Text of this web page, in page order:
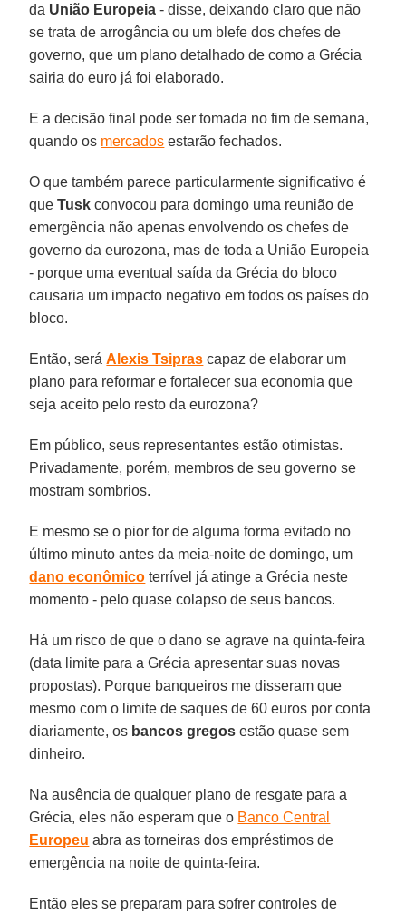
da União Europeia - disse, deixando claro que não
se trata de arrogância ou um blefe dos chefes de
governo, que um plano detalhado de como a Grécia
sairia do euro já foi elaborado.
E a decisão final pode ser tomada no fim de semana,
quando os mercados estarão fechados.
O que também parece particularmente significativo é
queTusk convocou para domingo uma reunião de
emergência não apenas envolvendo os chefes de
governo da eurozona, mas de toda a União Europeia
- porque uma eventual saída da Grécia do bloco
causaria um impacto negativo em todos os países do
bloco.
Então, seráAlexis Tsipras capaz de elaborar um
plano para reformar e fortalecer sua economia que
seja aceito pelo resto da eurozona?
Em público, seus representantes estão otimistas.
Privadamente, porém, membros de seu governo se
mostram sombrios.
E mesmo se o pior for de alguma forma evitado no
último minuto antes da meia-noite de domingo, um
dano econômico terrível já atinge a Grécia neste
momento - pelo quase colapso de seus bancos.
Há um risco de que o dano se agrave na quinta-feira
(data limite para a Grécia apresentar suas novas
propostas). Porque banqueiros me disseram que
mesmo com o limite de saques de 60 euros por conta
diariamente, os bancos gregos estão quase sem
dinheiro.
Na ausência de qualquer plano de resgate para a
Grécia, eles não esperam que o Banco Central
Europeu abra as torneiras dos empréstimos de
emergência na noite de quinta-feira.
Então eles se preparam para sofrer controles de